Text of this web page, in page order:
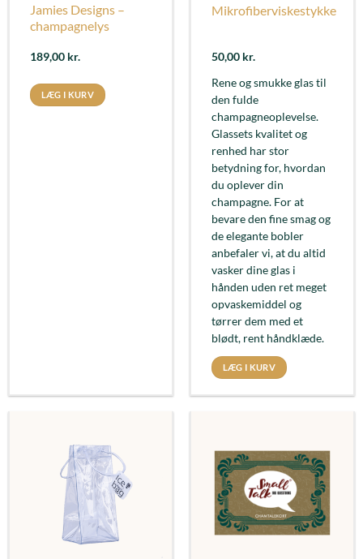
Jamies Designs –
champagnelys
189,00 kr.
LÆG I KURV
Mikrofiberviskestykke
50,00 kr.
Rene og smukke glas til
den fulde
champagneoplevelse.
Glassets kvalitet og
renhed har stor
betydning for, hvordan
du oplever din
champagne. For at
bevare den fine smag og
de elegante bobler
anbefaler vi, at du altid
vasker dine glas i
hånden uden ret meget
opvaskemiddel og
tørrer dem med et
blødt, rent håndklæde.
LÆG I KURV